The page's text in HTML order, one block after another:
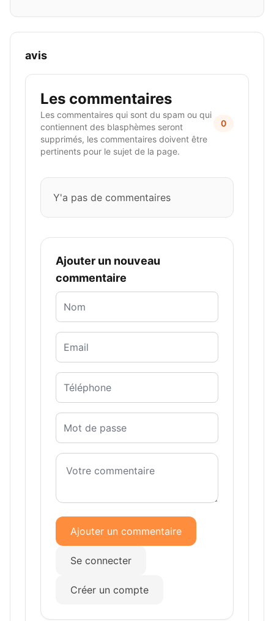
avis
Les commentaires
Les commentaires qui sont du spam ou qui
contiennent des blasphèmes seront
supprimés, les commentaires doivent être
pertinents pour le sujet de la page.
0
Y'a pas de commentaires
Ajouter un nouveau
commentaire
Ajouter un commentaire
Se connecter
Créer un compte